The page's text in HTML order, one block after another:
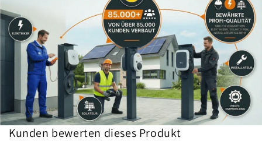
Kunden bewerten dieses Produkt